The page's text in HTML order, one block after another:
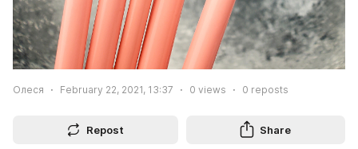
Олеся February 22, 2021, 13:37 0 views 0 reposts
Repost Share